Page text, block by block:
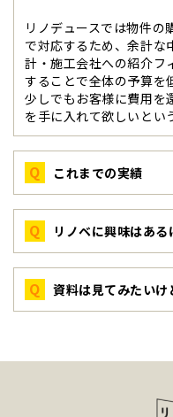
リノデュースでは物件
で対応するため、余計な
計・施工会社への紹介フ
することで全体の予算を
少しでもお客様に費用を
を手に入れて欲しいとい
Q これまでの実績
Q リノベに興味はあ
Q 資料は見てみたい